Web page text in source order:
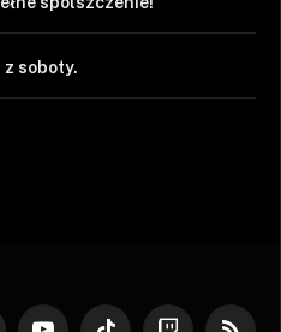
z soboty.